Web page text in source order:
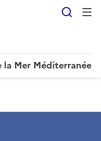
Mer Méditerranée